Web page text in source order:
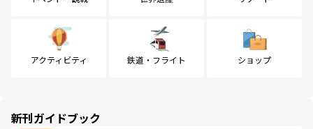
アクティビティ 鉄道・フライト ショップ
新刊ガイドブック